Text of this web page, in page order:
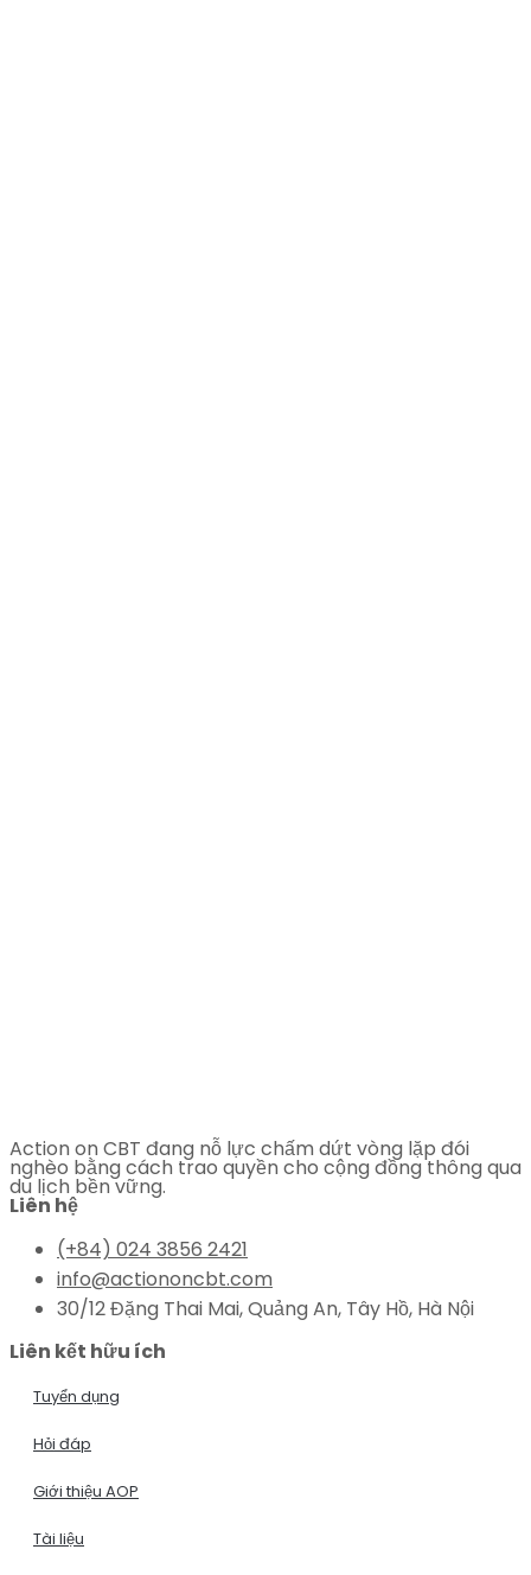
Action on CBT đang nỗ lực chấm dứt vòng lặp đói
nghèo bằng cách trao quyền cho cộng đồng thông qua
du lịch bền vững.
Liên hệ
(+84) 024 3856 2421
info@actiononcbt.com
30/12 Đặng Thai Mai, Quảng An, Tây Hồ, Hà Nội
Liên kết hữu ích
Tuyển dụng
Hỏi đáp
Giới thiệu AOP
Tài liệu